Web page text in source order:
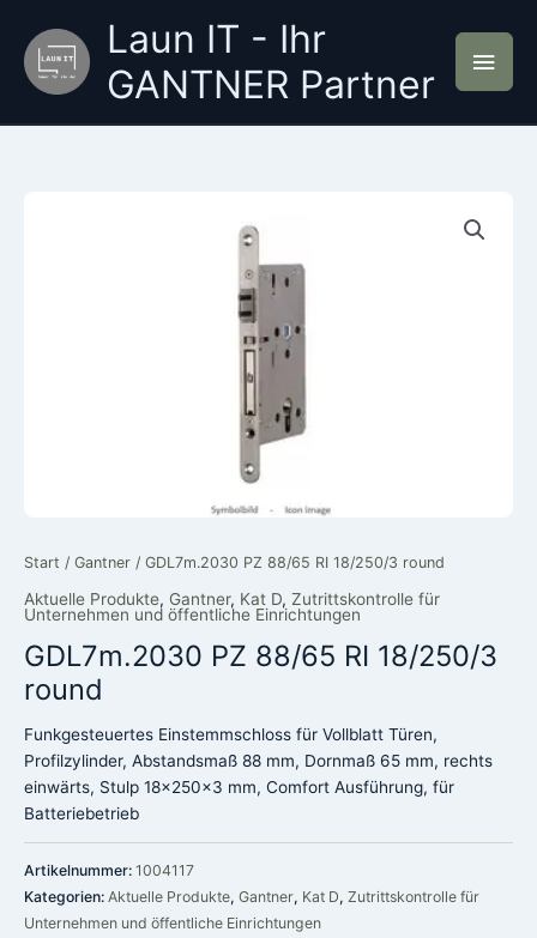
Inhalt
springen
Laun IT - Ihr
GANTNER Partner
Start / Gantner / GDL7m.2030 PZ 88/65 RI 18/250/3 round
Aktuelle Produkte, Gantner, Kat D, Zutrittskontrolle für
Unternehmen und öffentliche Einrichtungen
GDL7m.2030 PZ 88/65 RI 18/250/3
round
Funkgesteuertes Einstemmschloss für Vollblatt Türen,
Profilzylinder, Abstandsmaß 88 mm, Dornmaß 65 mm, rechts
einwärts, Stulp 18x250x3 mm, Comfort Ausführung, für
Batteriebetrieb
Artikelnummer: 1004117
Kategorien: Aktuelle Produkte, Gantner, Kat D, Zutrittskontrolle für
Unternehmen und öffentliche Einrichtungen